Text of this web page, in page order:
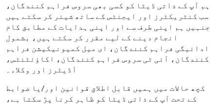
ہم آپ کے ذاتی ڈیٹا کو کسی بھی سروس فراہم کنندگان،
سب کنٹریکٹرز اور ایجنٹس کے ساتھ شیئر کر سکتے ہیں
جنہیں ہم اپنی طرف سے اور اپنی ہدایات کے مطابق کام
انجام دینے کے لیے مقرر کر سکتے ہیں، بشمول
ادائیگی فراہم کنندگان، ای میل کمیونیکیشن فراہم
کنندگان، آئی ٹی سروس فراہم کنندگان، اکاؤنٹنٹس،
آڈیٹرز اور وکلاء۔
کچھ حالات میں ہمیں قابل اطلاق قوانین اور/یا ضوابط
کے تحت آپ کے ذاتی ڈیٹا کو ظاہر کرنا پڑ سکتا ہے،